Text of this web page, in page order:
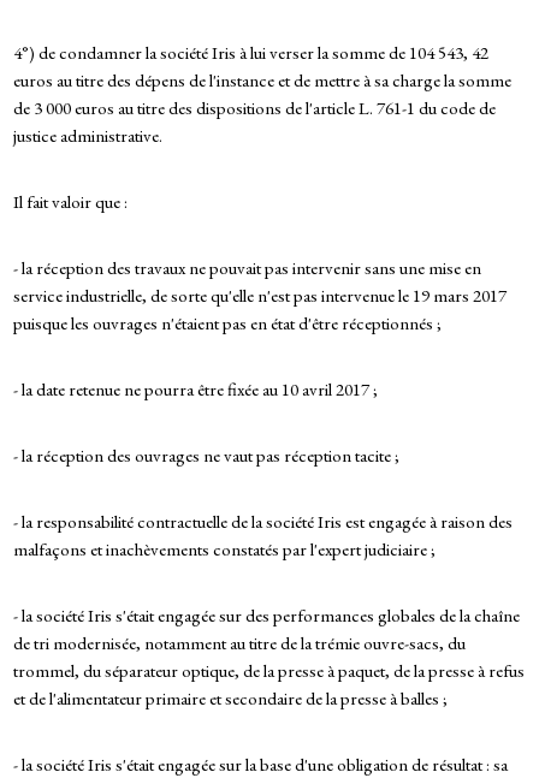
4°) de condamner la société Iris à lui verser la somme de 104 543, 42
euros au titre des dépens de l'instance et de mettre à sa charge la somme
de 3 000 euros au titre des dispositions de l'article L. 761-1 du code de
justice administrative.
Il fait valoir que :
- la réception des travaux ne pouvait pas intervenir sans une mise en
service industrielle, de sorte qu'elle n'est pas intervenue le 19 mars 2017
puisque les ouvrages n'étaient pas en état d'être réceptionnés ;
- la date retenue ne pourra être fixée au 10 avril 2017 ;
- la réception des ouvrages ne vaut pas réception tacite ;
- la responsabilité contractuelle de la société Iris est engagée à raison des
malfaçons et inachèvements constatés par l'expert judiciaire ;
- la société Iris s'était engagée sur des performances globales de la chaîne
de tri modernisée, notamment au titre de la trémie ouvre-sacs, du
trommel, du séparateur optique, de la presse à paquet, de la presse à refus
et de l'alimentateur primaire et secondaire de la presse à balles ;
- la société Iris s'était engagée sur la base d'une obligation de résultat : sa